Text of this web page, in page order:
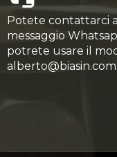
Potete contattarci
messaggio
potrete usare il
alberto@biasin.com